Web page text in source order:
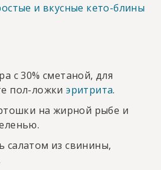
и вкусные кето-блины
с 30% сметаной, для
пол-ложкиэритрита.
на жирной рыбе и
салатом из свинины,